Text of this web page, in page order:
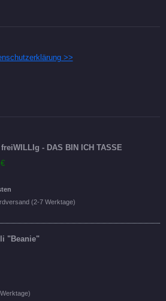
>>
freiWILLIg - DAS BIN ICH TASSE
€
ist:
14,95 €.(2-7 Werktage)
"Beanie"